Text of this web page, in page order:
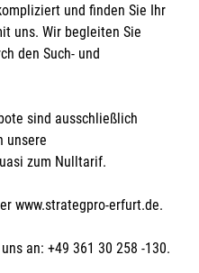
und finden Sie Ihr
uns. Wir begleiten Sie
den Such- und
sind ausschließlich
unsere
zum Nulltarif.
www.strategpro-erfurt.de.
an: +49 361 30 258 -130.